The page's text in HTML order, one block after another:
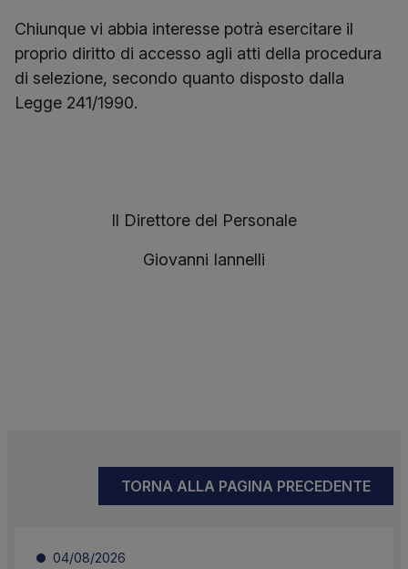
Chiunque vi abbia interesse potrà esercitare il
proprio diritto di accesso agli atti della procedura
di selezione, secondo quanto disposto dalla
Legge 241/1990.
Il Direttore del Personale
Giovanni Iannelli
TORNA ALLA PAGINA PRECEDENTE
04/08/2026